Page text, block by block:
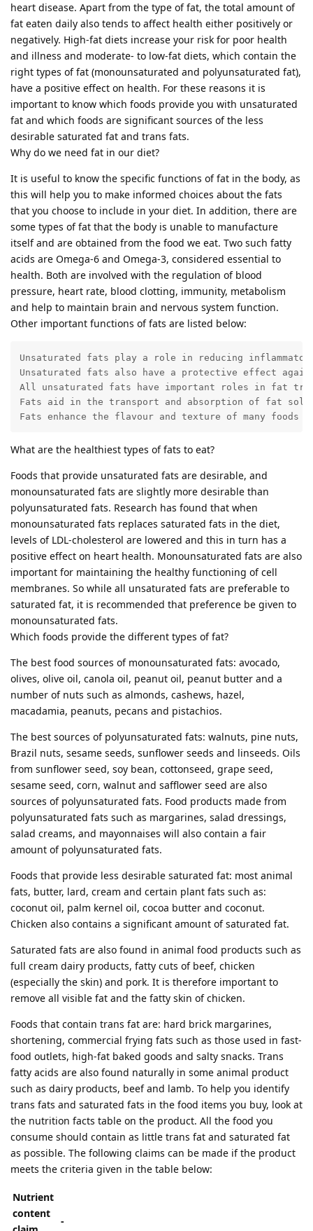
heart disease. Apart from the type of fat, the total amount of
fat eaten daily also tends to affect health either positively or
negatively. High-fat diets increase your risk for poor health
and illness and moderate- to low-fat diets, which contain the
right types of fat (monounsaturated and polyunsaturated fat),
have a positive effect on health. For these reasons it is
important to know which foods provide you with unsaturated
fat and which foods are significant sources of the less
desirable saturated fat and trans fats.
Why do we need fat in our diet?
It is useful to know the specific functions of fat in the body, as
this will help you to make informed choices about the fats
that you choose to include in your diet. In addition, there are
some types of fat that the body is unable to manufacture
itself and are obtained from the food we eat. Two such fatty
acids are Omega-6 and Omega-3, considered essential to
health. Both are involved with the regulation of blood
pressure, heart rate, blood clotting, immunity, metabolism
and help to maintain brain and nervous system function.
Other important functions of fats are listed below:
Unsaturated fats play a role in reducing
Unsaturated fats also have a protective effect
All unsaturated fats have important roles in fat
Fats aid in the transport and absorption of fat
Fats enhance the flavour and texture of many
What are the healthiest types of fats to eat?
Foods that provide unsaturated fats are desirable, and
monounsaturated fats are slightly more desirable than
polyunsaturated fats. Research has found that when
monounsaturated fats replaces saturated fats in the diet,
levels of LDL-cholesterol are lowered and this in turn has a
positive effect on heart health. Monounsaturated fats are also
important for maintaining the healthy functioning of cell
membranes. So while all unsaturated fats are preferable to
saturated fat, it is recommended that preference be given to
monounsaturated fats.
Which foods provide the different types of fat?
The best food sources of monounsaturated fats: avocado,
olives, olive oil, canola oil, peanut oil, peanut butter and a
number of nuts such as almonds, cashews, hazel,
macadamia, peanuts, pecans and pistachios.
The best sources of polyunsaturated fats: walnuts, pine nuts,
Brazil nuts, sesame seeds, sunflower seeds and linseeds. Oils
from sunflower seed, soy bean, cottonseed, grape seed,
sesame seed, corn, walnut and safflower seed are also
sources of polyunsaturated fats. Food products made from
polyunsaturated fats such as margarines, salad dressings,
salad creams, and mayonnaises will also contain a fair
amount of polyunsaturated fats.
Foods that provide less desirable saturated fat: most animal
fats, butter, lard, cream and certain plant fats such as:
coconut oil, palm kernel oil, cocoa butter and coconut.
Chicken also contains a significant amount of saturated fat.
Saturated fats are also found in animal food products such as
full cream dairy products, fatty cuts of beef, chicken
(especially the skin) and pork. It is therefore important to
remove all visible fat and the fatty skin of chicken.
Foods that contain trans fat are: hard brick margarines,
shortening, commercial frying fats such as those used in fast-
food outlets, high-fat baked goods and salty snacks. Trans
fatty acids are also found naturally in some animal product
such as dairy products, beef and lamb. To help you identify
trans fats and saturated fats in the food items you buy, look at
the nutrition facts table on the product. All the food you
consume should contain as little trans fat and saturated fat
as possible. The following claims can be made if the product
meets the criteria given in the table below:
Nutrient
content
-